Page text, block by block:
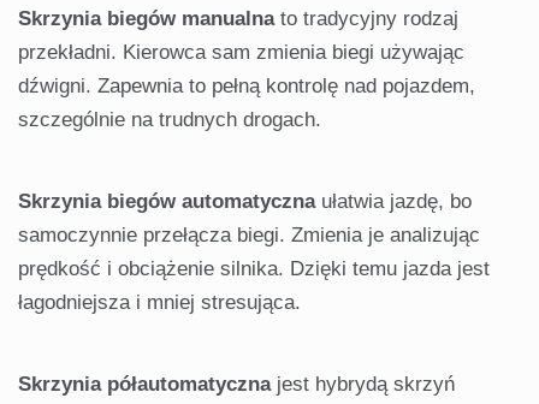
Skrzynia biegów manualnato tradycyjny rodzaj
przekładni. Kierowca sam zmienia biegi używając
dźwigni. Zapewnia to pełną kontrolę nad pojazdem,
szczególnie na trudnych drogach.
Skrzynia biegów automatycznaułatwia jazdę, bo
samoczynnie przełącza biegi. Zmienia je analizując
prędkość i obciążenie silnika. Dzięki temu jazda jest
łagodniejsza i mniej stresująca.
Skrzynia półautomatycznajest hybrydą skrzyń